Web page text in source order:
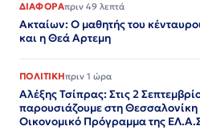
ΔΙΑΦΟΡΑπριν 49 λεπτά
Ακταίων: Ο μαθητής του
και η Θεά Αρτεμη
ΠΟΛΙΤΙΚΗπριν 1 ώρα
Αλέξης Τσίπρας: Στις 2
παρουσιάζουμε στη Θεσσαλονίκη
Οικονομικό Πρόγραμμα της